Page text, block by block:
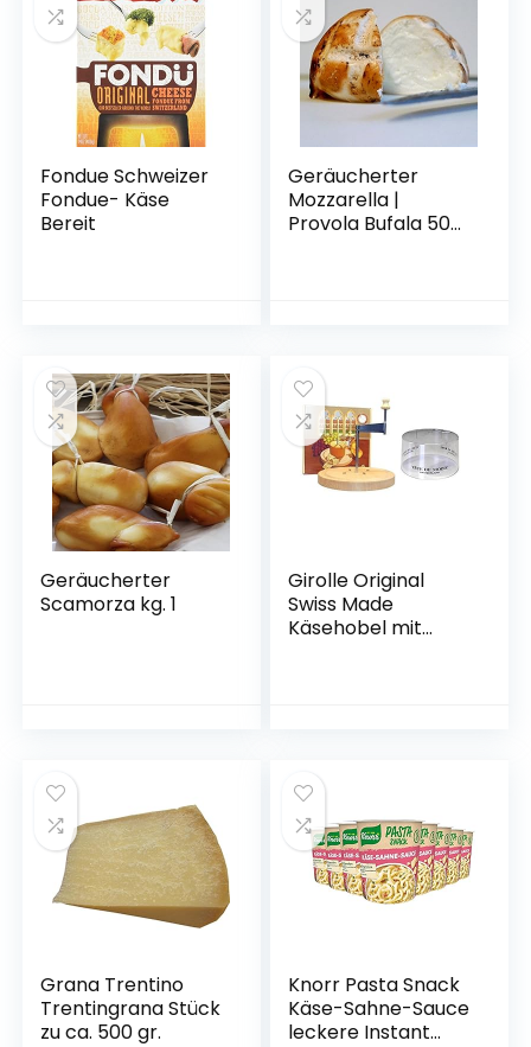
Fondue Schweizer
Fondue- Käse
Bereit
Geräucherter
Mozzarella |
Provola Bufala 500
Geräucherter
Scamorza kg. 1
Girolle Original
Swiss Made
Käsehobel mit
Grana Trentino
Trentingrana Stück
zu ca. 500 gr.
Knorr Pasta Snack
Käse-Sahne-Sauce
leckere Instant